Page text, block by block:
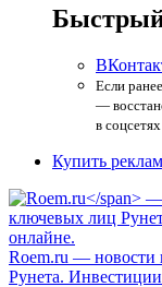
Если
—
в
Купить
Roem.ru — новости
Рунета.